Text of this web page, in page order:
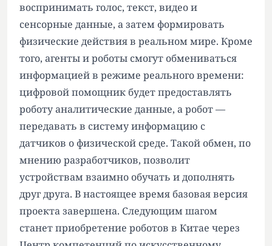
воспринимать голос, текст, видео и
сенсорные данные, а затем формировать
физические действия в реальном мире. Кроме
того, агенты и роботы смогут обмениваться
информацией в режиме реального времени:
цифровой помощник будет предоставлять
роботу аналитические данные, а робот —
передавать в систему информацию с
датчиков о физической среде. Такой обмен, по
мнению разработчиков, позволит
устройствам взаимно обучать и дополнять
друг друга. В настоящее время базовая версия
проекта завершена. Следующим шагом
станет приобретение роботов в Китае через